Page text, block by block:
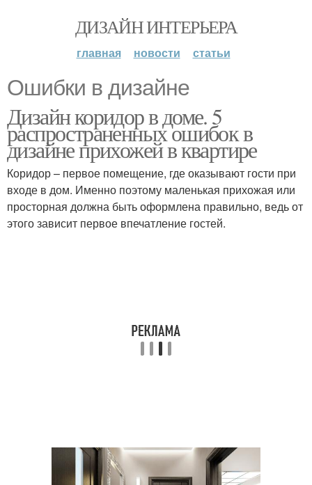
ДИЗАЙН ИНТЕРЬЕРА
главная новости статьи
Ошибки в дизайне
Дизайн коридор в доме. 5
распространенных ошибок в
дизайне прихожей в квартире
Коридор – первое помещение, где оказывают гости при
входе в дом. Именно поэтому маленькая прихожая или
просторная должна быть оформлена правильно, ведь от
этого зависит первое впечатление гостей.